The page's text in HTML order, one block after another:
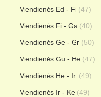
Viendienės Ed - Fi (47)
Viendienės Fi - Ga (40)
Viendienės Ge - Gr (50)
Viendienės Gu - He (47)
Viendienės He - In (49)
Viendienės Ir - Ke (49)